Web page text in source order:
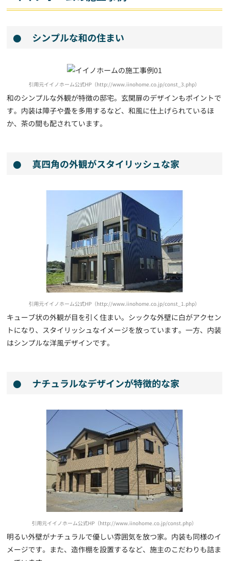
シンプルな和の住まい
引用元イイノホーム公式HP（http://www.iinohome.co.jp/const_3.php）
和のシンプルな外観が特徴の邸宅。玄関扉のデザインもポイントで
す。内装は障子や畳を多用するなど、和風に仕上げられているほ
か、茶の間も配されています。
真四角の外観がスタイリッシュな家
引用元イイノホーム公式HP（http://www.iinohome.co.jp/const_1.php）
キューブ状の外観が目を引く住まい。シックな外壁に白がアクセン
トになり、スタイリッシュなイメージを放っています。一方、内装
はシンプルな洋風デザインです。
ナチュラルなデザインが特徴的な家
引用元イイノホーム公式HP（http://www.iinohome.co.jp/const.php）
明るい外壁がナチュラルで優しい雰囲気を放つ家。内装も同様のイ
メージです。また、造作棚を設置するなど、施主のこだわりも詰ま